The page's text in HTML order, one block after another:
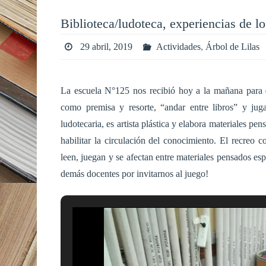
Biblioteca/ludoteca, experiencias de
29 abril, 2019 Actividades, Árbol de Lilas
La escuela N°125 nos recibió hoy a la mañana
como premisa y resorte, “andar entre libros” y
ludotecaria, es artista plástica y elabora materiales
habilitar la circulación del conocimiento. El recreo
leen, juegan y se afectan entre materiales pensados
demás docentes por invitarnos al juego!